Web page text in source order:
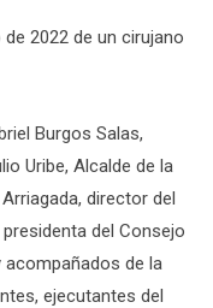
2022 de un cirujano
Burgos Salas,
Uribe, Alcalde de la
director del
del Consejo
acompañados de la
ejecutantes del